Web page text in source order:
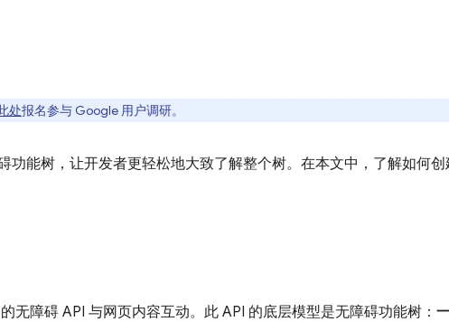
处报名参与 Google 用户调研。
功能树，让开发者更轻松地大致了解整个树。在本文中，了解如何创
无障碍 API 与网页内容互动。此 API 的底层模型是无障碍功能树：